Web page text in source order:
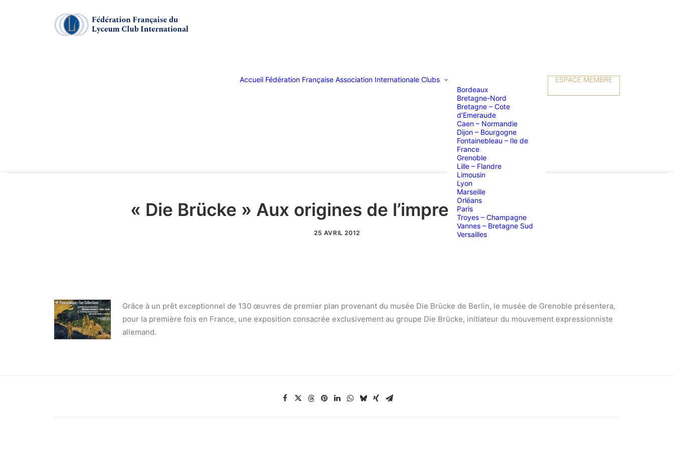
Accueil Fédération Française Association Internationale Clubs
Bordeaux
Bretagne-Nord
Bretagne – Cote
d’Emeraude
Caen – Normandie
Dijon – Bourgogne
Fontainebleau – Ile de
France
Grenoble
Lille – Flandre
Limousin
Lyon
Marseille
Orléans
Paris
Troyes – Champagne
Vannes – Bretagne Sud
Versailles
ESPACE MEMBRE
« Die Brücke » Aux origines de l’impressionnisme
25 AVRIL 2012
Grâce à un prêt exceptionnel de 130 œuvres de premier plan provenant du musée Die Brücke de Berlin, le musée de Grenoble présentera,
pour la première fois en France, une exposition consacrée exclusivement au groupe Die Brücke, initiateur du mouvement expressionniste
allemand.